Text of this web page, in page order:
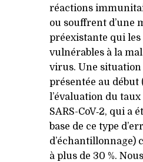
réactions
ou souffrent d’une
préexistante qui
vulnérables à la
virus. Une situation
présentée au début
l’évaluation du
SARS-CoV‑2, qui a
base de ce type
d’échantillonnage)
à plus de 30 %.